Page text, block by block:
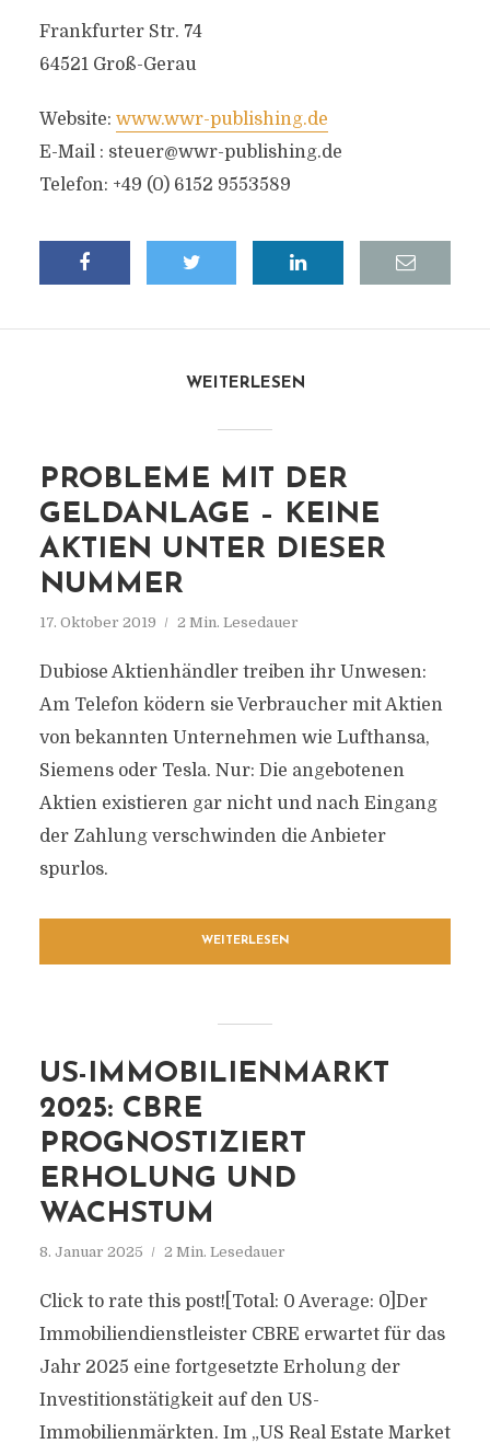
Frankfurter Str. 74
64521 Groß-Gerau
Website: www.wwr-publishing.de
E-Mail : steuer@wwr-publishing.de
Telefon: +49 (0) 6152 9553589
WEITERLESEN
PROBLEME MIT DER
GELDANLAGE – KEINE
AKTIEN UNTER DIESER
NUMMER
17. Oktober 2019 2 Min. Lesedauer
Dubiose Aktienhändler treiben ihr Unwesen:
Am Telefon ködern sie Verbraucher mit Aktien
von bekannten Unternehmen wie Lufthansa,
Siemens oder Tesla. Nur: Die angebotenen
Aktien existieren gar nicht und nach Eingang
der Zahlung verschwinden die Anbieter
spurlos.
WEITERLESEN
US-IMMOBILIENMARKT
2025: CBRE
PROGNOSTIZIERT
ERHOLUNG UND
WACHSTUM
8. Januar 2025 2 Min. Lesedauer
Click to rate this post![Total: 0 Average: 0]Der
Immobiliendienstleister CBRE erwartet für das
Jahr 2025 eine fortgesetzte Erholung der
Investitionstätigkeit auf den US-
Immobilienmärkten. Im „US Real Estate Market